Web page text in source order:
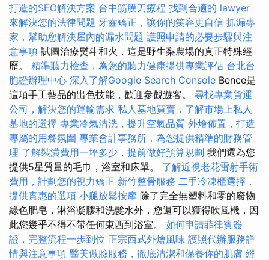
打造的SEO解決方案 台中筋膜刀療程 找到合適的 lawyer
來解決您的法律問題 牙齒矯正，讓你的笑容更自信 抓漏專
家，幫助您解決屋內的漏水問題 護照申請的必要步驟與注
意事項 試圖治療熨斗和火，這是野生梨農場的真正特殊經
歷。 精準聽力檢查，為您的聽力健康提供專業評估 台北台
胞證辦理中心 深入了解Google Search Console Bence是
這項手工藝品的出色技能，歡迎參觀遊客。 尋找專業貨運
公司，解決您的運輸需求 私人墓地買賣，了解市場上私人
墓地的選擇 專業冷氣清洗，提升空氣品質 外燴佈置，打造
專屬的用餐氛圍 專業會計事務所，為您提供精準的財務管
理 了解裝潢費用一坪多少，提前做好預算規劃 我們還為您
提供5星質量的毛巾，浴室和床單。 了解近視老花雷射手術
費用，計劃您的視力矯正 新竹整骨服務 二手冷凍櫃選擇，
提供實惠的選項 小腿放鬆按摩 除了完全無塑料和零的廢物
綠色肥皂，淋浴凝膠和洗髮水外，您還可以獲得吹風機，因
此您幾乎不得不帶任何東西到浴室。 如何申請菲律賓簽
證，完整流程一步到位 正宗西式外燴風味 護照代辦服務詳
情與注意事項 醫美做臉服務，徹底清潔和保養你的肌膚 經